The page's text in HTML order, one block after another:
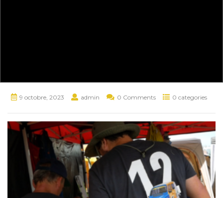
9 octobre, 2023 admin 0 Comments 0 categories